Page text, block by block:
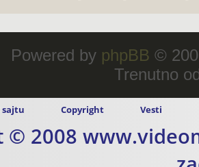
Powered by phpBB ©
Trenutno
sajtu Copyright Vesti
© 2008